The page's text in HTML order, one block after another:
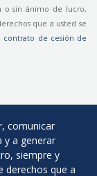
o sin ánimo de lucro,
que a usted se
contrato de cesión de
comunicar
y a generar
siempre y
derechos que a